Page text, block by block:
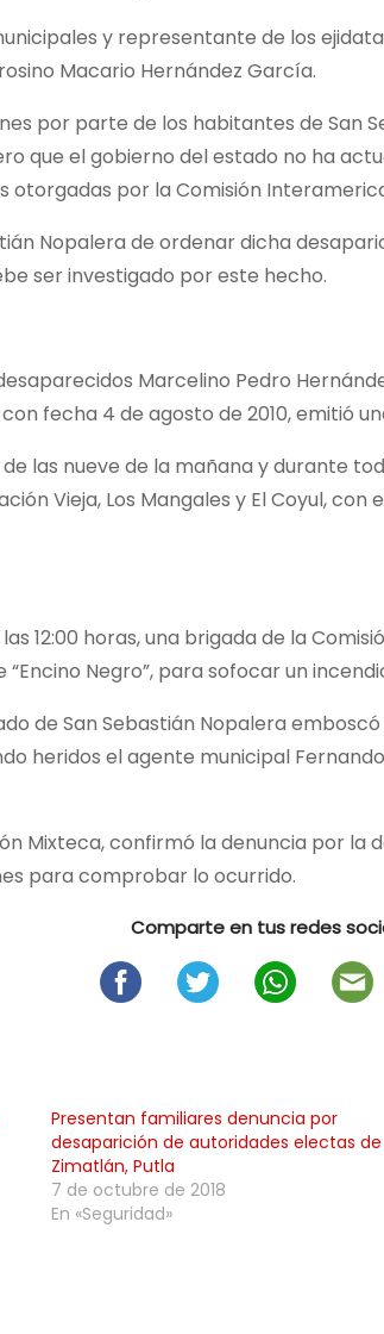
y representante de los
Macario Hernández García.
por parte de los habitantes de San
que el gobierno del estado no ha
por la Comisión
Nopalera de ordenar dicha
ser investigado por este hecho.
Marcelino Pedro
fecha 4 de agosto de 2010, emitió
las nueve de la mañana y durante
Vieja, Los Mangales y El Coyul,
12:00 horas, una brigada de la
Negro”, para sofocar un
de San Sebastián Nopalera
heridos el agente municipal
Mixteca, confirmó la denuncia por
para comprobar lo ocurrido.
Comparte en tus redes
Presentan familiares denuncia por
desaparición de autoridades electas de
Zimatlán, Putla
7 de octubre de 2018
En «Seguridad»